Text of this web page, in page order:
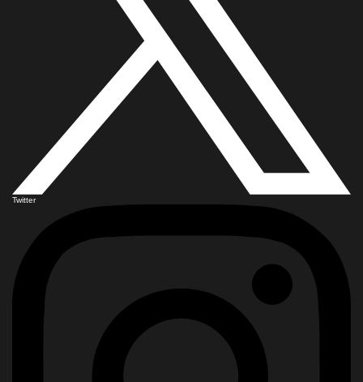
Twitter